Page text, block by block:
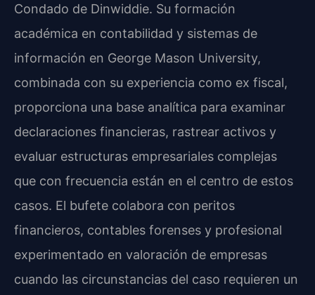
Condado de Dinwiddie. Su formación
académica en contabilidad y sistemas de
información en George Mason University,
combinada con su experiencia como ex fiscal,
proporciona una base analítica para examinar
declaraciones financieras, rastrear activos y
evaluar estructuras empresariales complejas
que con frecuencia están en el centro de estos
casos. El bufete colabora con peritos
financieros, contables forenses y profesional
experimentado en valoración de empresas
cuando las circunstancias del caso requieren un